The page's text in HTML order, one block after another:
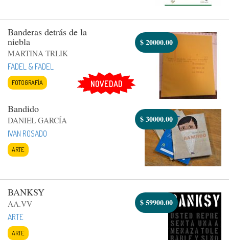
Banderas detrás de la
niebla
MARTINA TRLIK
FADEL & FADEL
FOTOGRAFÍA
$20000.00
NOVEDAD
Bandido
DANIEL GARCÍA
IVAN ROSADO
ARTE
$30000.00
BANKSY
AA.VV
ARTE
ARTE
$59900.00